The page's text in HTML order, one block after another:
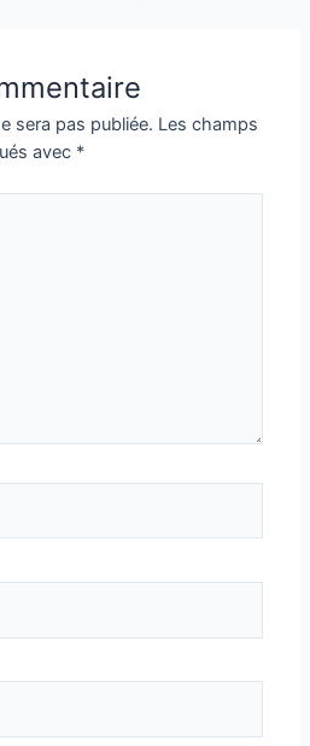
sera pas publiée. Les champs
avec *